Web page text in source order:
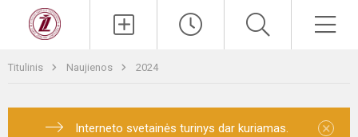
Titulinis Naujienos 2024
Interneto svetainės turinys dar kuriamas. ×